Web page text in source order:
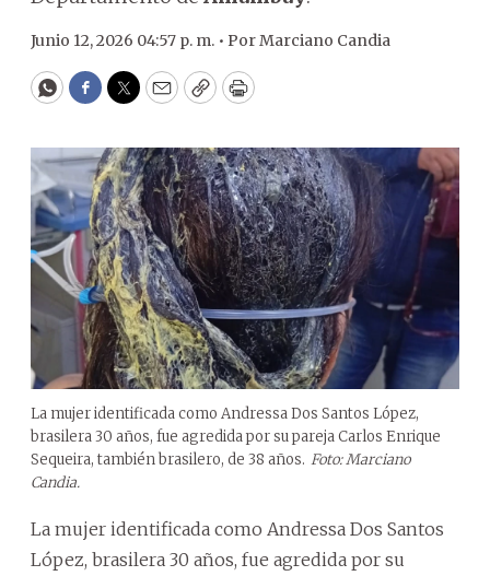
Junio 12, 2026 04:57 p. m. • PorMarciano Candia
WhatsApp
Facebook
Twitter
EmailCopyPrint
La mujer identificada como Andressa Dos Santos López,
brasilera 30 años, fue agredida por su pareja Carlos Enrique
Sequeira, también brasilero, de 38 años. Foto: Marciano
Candia.
La mujer identificada como Andressa Dos Santos
López, brasilera 30 años, fue agredida por su